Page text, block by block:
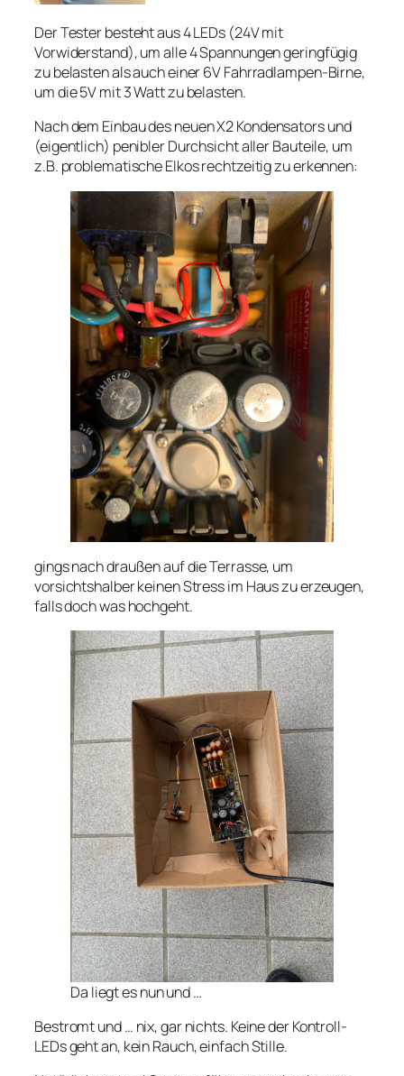
Der Tester besteht aus 4 LEDs (24V mit
Vorwiderstand), um alle 4 Spannungen geringfügig
zu belasten als auch einer 6V Fahrradlampen-Birne,
um die 5V mit 3 Watt zu belasten.
Nach dem Einbau des neuen X2 Kondensators und
(eigentlich) penibler Durchsicht aller Bauteile, um
z.B. problematische Elkos rechtzeitig zu erkennen:
gings nach draußen auf die Terrasse, um
vorsichtshalber keinen Stress im Haus zu erzeugen,
falls doch was hochgeht.
Da liegt es nun und …
Bestromt und … nix, gar nichts. Keine der Kontroll-
LEDs geht an, kein Rauch, einfach Stille.